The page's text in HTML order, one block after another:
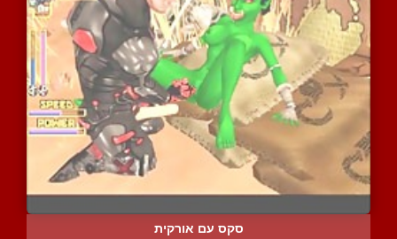
סקס עם אורקית